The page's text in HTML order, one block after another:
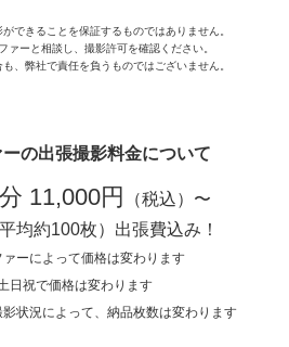
できることを保証するものではありません。
ァーと相談し、撮影許可を確認ください。
、弊社で責任を負うものではございません。
の出張撮影料金について
11,000円
（税込）〜
均約100枚）出張費込み！
ーによって価格は変わります
日祝で価格は変わります
状況によって、納品枚数は変わります